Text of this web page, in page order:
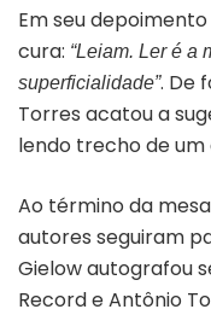
Em seu
cura: “Leiam. Ler é a
superficialidade”. De
Torres acatou a
lendo trecho de um
Ao término da
autores seguiram
Gielow autografou
Record e Antônio